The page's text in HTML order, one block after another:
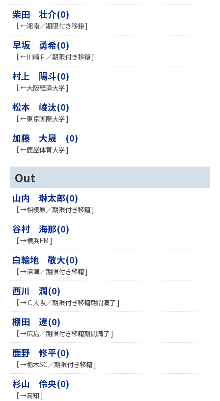
柴田 壮介(0)
［ ←湘南／期限付き移籍 ]
早坂 勇希(0)
［ ←川崎Ｆ／期限付き移籍 ]
村上 陽斗(0)
［ ←大阪経済大学 ]
松本 崚汰(0)
［ ←東京国際大学 ]
加藤 大晟 (0)
［ ←鹿屋体育大学 ]
Out
山内 琳太郎(0)
［ →相模原／期限付き移籍 ]
谷村 海那(0)
［ →横浜FM ]
白輪地 敬大(0)
［ →沼津／期限付き移籍 ]
西川 潤(0)
［ →Ｃ大阪／期限付き移籍期間満了 ]
棚田 遼(0)
［ →広島／期限付き移籍期間満了 ]
鹿野 修平(0)
［ →栃木SC／期限付き移籍 ]
杉山 伶央(0)
［ →高知 ]